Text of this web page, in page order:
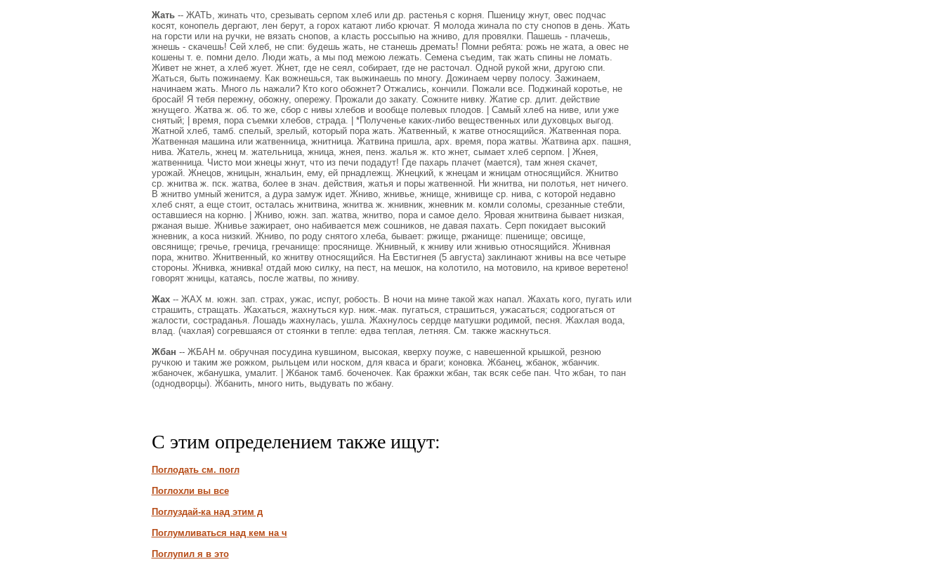
Жать-- ЖАТЬ, жинать что, срезывать серпом хлеб или др. растенья с корня. Пшеницу жнут, овес подчас
косят, конопель дергают, лен берут, а горох катают либо крючат. Я молода жинала по сту снопов в день. Жать
на горсти или на ручки, не вязать снопов, а класть россыпью на жниво, для провялки. Пашешь - плачешь,
жнешь - скачешь! Сей хлеб, не спи: будешь жать, не станешь дремать! Помни ребята: рожь не жата, а овес не
кошены т. е. помни дело. Люди жать, а мы под межою лежать. Семена съедим, так жать спины не ломать.
Живет не жнет, а хлеб жует. Жнет, где не сеял, собирает, где не расточал. Одной рукой жни, другою спи.
Жаться, быть пожинаему. Как вожнешься, так выжинаешь по многу. Дожинаем черву полосу. Зажинаем,
начинаем жать. Много ль нажали? Кто кого обожнет? Отжались, кончили. Пожали все. Поджинай коротье, не
бросай! Я тебя пережну, обожну, опережу. Прожали до закату. Сожните нивку. Жатие ср. длит. действие
жнущего. Жатва ж. об. то же, сбор с нивы хлебов и вообще полевых плодов. | Самый хлеб на ниве, или уже
снятый; | время, пора съемки хлебов, страда. | *Полученье каких-либо вещественных или духовцых выгод.
Жатной хлеб, тамб. спелый, зрелый, который пора жать. Жатвенный, к жатве относящийся. Жатвенная пора.
Жатвенная машина или жатвенница, жнитница. Жатвина пришла, арх. время, пора жатвы. Жатвина арх. пашня,
нива. Жатель, жнец м. жательница, жница, жнея, пенз. жалья ж. кто жнет, сымает хлеб серпом. | Жнея,
жатвенница. Чисто мои жнецы жнут, что из печи подадут! Где пахарь плачет (мается), там жнея скачет,
урожай. Жнецов, жницын, жнальин, ему, ей прнадлежщ. Жнецкий, к жнецам и жницам относящийся. Жнитво
ср. жнитва ж. пск. жатва, более в знач. действия, жатья и поры жатвенной. Ни жнитва, ни полотья, нет ничего.
В жнитво умный женится, а дура замуж идет. Жниво, жнивье, жнище, жнивище ср. нива, с которой недавно
хлеб снят, а еще стоит, осталась жнитвина, жнитва ж. жнивник, жневник м. комли соломы, срезанные стебли,
оставшиеся на корню. | Жниво, южн. зап. жатва, жнитво, пора и самое дело. Яровая жнитвина бывает низкая,
ржаная выше. Жнивье зажирает, оно набивается меж сошников, не давая пахать. Серп покидает высокий
жневник, а коса низкий. Жниво, по роду снятого хлеба, бывает: ржище, ржанище: пшенище; овсище,
овсянище; гречье, гречица, гречанище: просянище. Жнивный, к жниву или жнивью относящийся. Жнивная
пора, жнитво. Жнитвенный, ко жнитву относящийся. На Евстигнея (5 августа) заклинают жнивы на все четыре
стороны. Жнивка, жнивка! отдай мою силку, на пест, на мешок, на колотило, на мотовило, на кривое веретено!
говорят жницы, катаясь, после жатвы, по жниву.
Жах-- ЖАХ м. южн. зап. страх, ужас, испуг, робость. В ночи на мине такой жах напал. Жахать кого, пугать или
страшить, стращать. Жахаться, жахнуться кур. ниж.-мак. пугаться, страшиться, ужасаться; содрогаться от
жалости, состраданья. Лошадь жахнулась, ушла. Жахнулось сердце матушки родимой, песня. Жахлая вода,
влад. (чахлая) согревшаяся от стоянки в тепле: едва теплая, летняя. См. также жаскнуться.
Жбан -- ЖБАН м. обручная посудина кувшином, высокая, кверху поуже, с навешенной крышкой, резною
ручкою и таким же рожком, рыльцем или носком, для кваса и браги; коновка. Жбанец, жбанок, жбанчик.
жбаночек, жбанушка, умалит. | Жбанок тамб. боченочек. Как бражки жбан, так всяк себе пан. Что жбан, то пан
(однодворцы). Жбанить, много нить, выдувать по жбану.
С этим определением также ищут:
Поглодать см. погл
Поглохли вы все
Поглуздай-ка над этим д
Поглумливаться над кем на ч
Поглупил я в это